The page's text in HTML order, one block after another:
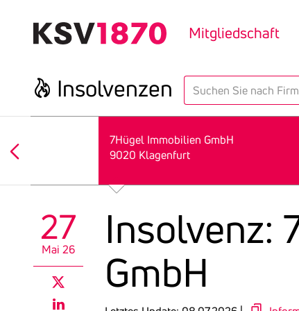
Mitgliedschaft
Insol­venzen search
7Hügel Immobilien GmbH
9020 Klagenfurt
27
Mai 26
Insol­venz:
GmbH